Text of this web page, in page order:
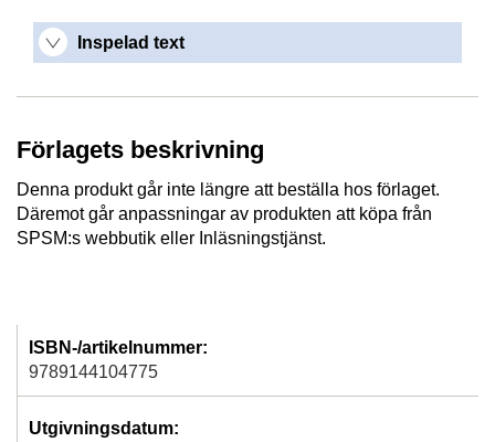
Inspelad text
Förlagets beskrivning
Denna produkt går inte längre att beställa hos förlaget.
Däremot går anpassningar av produkten att köpa från
SPSM:s webbutik eller Inläsningstjänst.
ISBN-/artikelnummer:
9789144104775
Utgivningsdatum: